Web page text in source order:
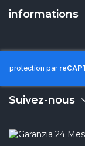
informations
Suivez-nous